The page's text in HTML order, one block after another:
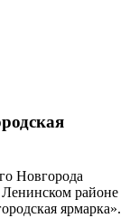
Новгорода
районе
ярмарка».